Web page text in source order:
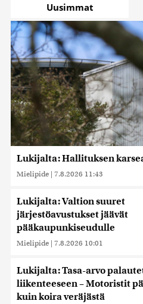
Uusimmat
Lukijalta: Hallituksen
Mielipide | 7.8.2026 11:43
Lukijalta: Valtion suuret
järjestöavustukset jäävät
pääkaupunkiseudulle
Mielipide | 7.8.2026 10:01
Lukijalta: Tasa-arvo
liikenteeseen – Motoristit
kuin koira veräjästä